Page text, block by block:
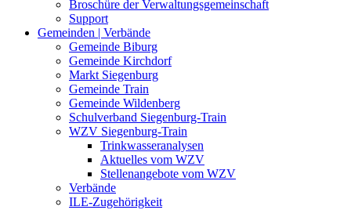
Broschüre der Verwaltungsgemeinschaft
Support
Gemeinden | Verbände
Gemeinde Biburg
Gemeinde Kirchdorf
Markt Siegenburg
Gemeinde Train
Gemeinde Wildenberg
Schulverband Siegenburg-Train
WZV Siegenburg-Train
Trinkwasseranalysen
Aktuelles vom WZV
Stellenangebote vom WZV
Verbände
ILE-Zugehörigkeit